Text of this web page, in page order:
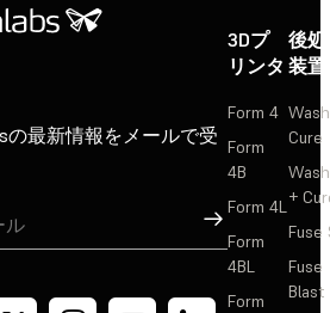
の最新情報をメールで受
サインアップ
3Dプ
リンタ
Form 4
Form
4B
Form 4L
Form
4BL
Form
後
装置
Cure
+
Fuse
Fuse
Blast